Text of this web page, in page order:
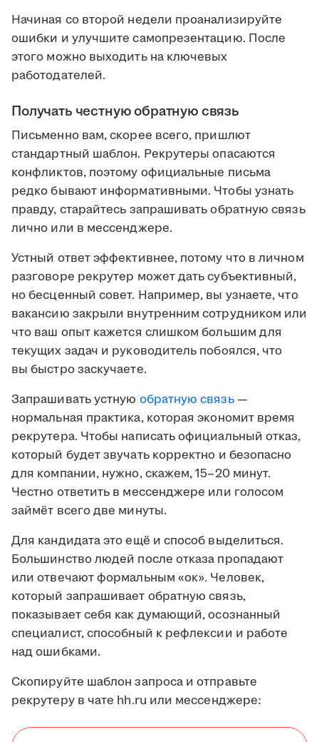
Начиная со второй недели проанализируйте
ошибки и улучшите самопрезентацию. После
этого можно выходить на ключевых
работодателей.
Получать честную обратную связь
Письменно вам, скорее всего, пришлют
стандартный шаблон. Рекрутеры опасаются
конфликтов, поэтому официальные письма
редко бывают информативными. Чтобы узнать
правду, старайтесь запрашивать обратную связь
лично или в мессенджере.
Устный ответ эффективнее, потому что в личном
разговоре рекрутер может дать субъективный,
но бесценный совет. Например, вы узнаете, что
вакансию закрыли внутренним сотрудником или
что ваш опыт кажется слишком большим для
текущих задач и руководитель побоялся, что
вы быстро заскучаете.
Запрашивать устную обратную связь—
нормальная практика, которая экономит время
рекрутера. Чтобы написать официальный отказ,
который будет звучать корректно и безопасно
для компании, нужно, скажем, 15–20 минут.
Честно ответить в мессенджере или голосом
займёт всего две минуты.
Для кандидата это ещё и способ выделиться.
Большинство людей после отказа пропадают
или отвечают формальным «ок». Человек,
который запрашивает обратную связь,
показывает себя как думающий, осознанный
специалист, способный к рефлексии и работе
над ошибками.
Скопируйте шаблон запроса и отправьте
рекрутеру в чате hh.ru или мессенджере: